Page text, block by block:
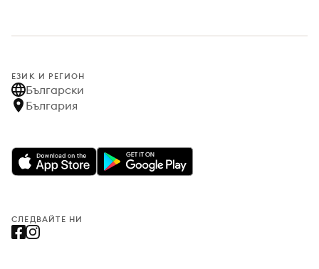
ЕЗИК И РЕГИОН
Български
България
СЛЕДВАЙТЕ НИ